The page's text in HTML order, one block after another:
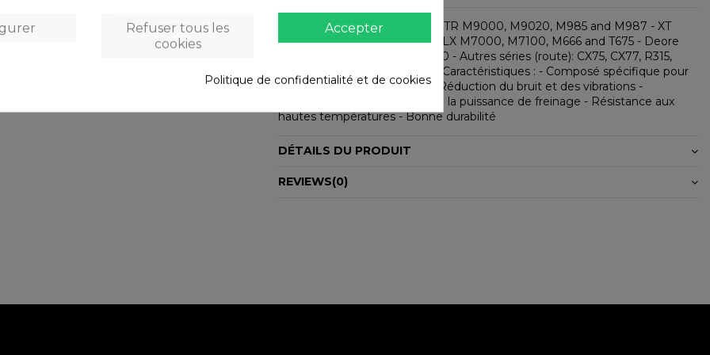
Compatible avec Shimano: - XTR M9000, M9020, M985 and M987 - XT
M8000, M8100 and M785 - SLX M7000, M7100, M666 and T675 - Deore
M6000 and M615 - Alfine S700 - Autres séries (route): CX75, CX77, R315,
R317, R515, R517, R785, RS785Caractéristiques : - Composé spécifique pour
VAE, fritté et sans amiante. - Réduction du bruit et des vibrations -
Amélioration du toucher et de la puissance de freinage - Résistance aux
hautes températures - Bonne durabilité
DÉTAILS DU PRODUIT
REVIEWS(0)
Accepter
Refuser tous les
cookies
Politique de confidentialité et de cookies